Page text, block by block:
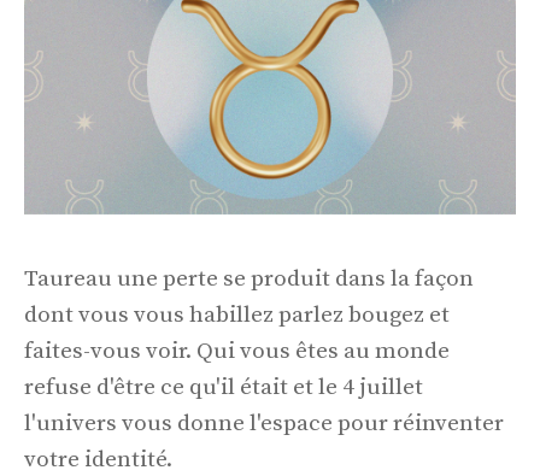
Taureau une perte se produit dans la façon
dont vous vous habillez parlez bougez et
faites-vous voir. Qui vous êtes au monde
refuse d'être ce qu'il était et le 4 juillet
l'univers vous donne l'espace pour réinventer
votre identité.